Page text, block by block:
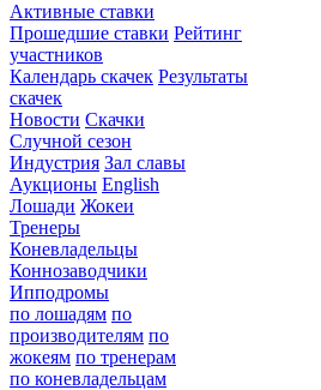
Активные ставки
Прошедшие ставки Рейтинг
участников
Календарь скачек Результаты
скачек
Новости Скачки
Случной сезон
Индустрия Зал славы
Аукционы English
Лошади Жокеи
Тренеры
Коневладельцы
Коннозаводчики
Ипподромы
по лошадям по
производителям по
жокеям по тренерам
по коневладельцам